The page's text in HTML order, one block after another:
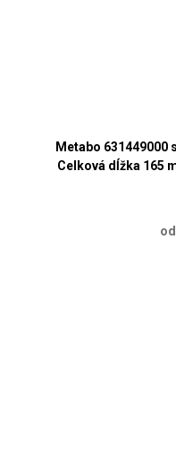
Metabo 631449000
Celková dĺžka 165